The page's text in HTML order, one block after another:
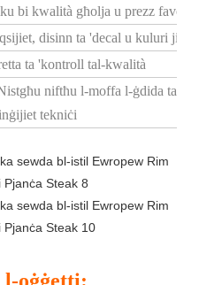
bi kwalità għolja u prezz
disinn ta 'decal u kuluri
ta 'kontroll tal-kwalità
niftħu l-moffa l-ġdida tas-
tekniċi